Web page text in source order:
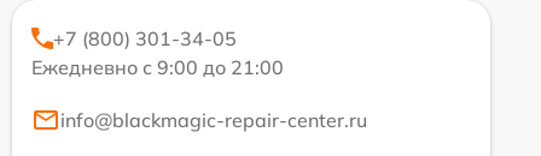
+7 (800) 301-34-05
Ежедневно с 9:00 до 21:00
info@blackmagic-repair-center.ru